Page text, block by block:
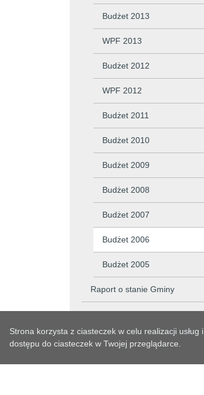
Budżet 2013
WPF 2013
Budżet 2012
WPF 2012
Budżet 2011
Budżet 2010
Budżet 2009
Budżet 2008
Budżet 2007
Budżet 2006
Budżet 2005
Raport o stanie Gminy
Podatki i opłaty lokalne
Zagospodarowanie
przestrzenne
Strona korzysta z ciasteczek w celu realizacji
dostępu do ciasteczek w Twojej przeglądarce.